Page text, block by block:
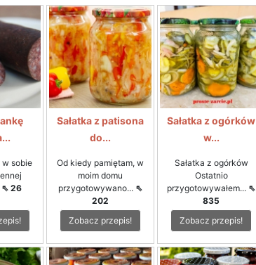
w sobie
⇖ 26
Sałatka z patisona
do...
Od kiedy pamiętam, w
moim domu
przygotowywano... ⇖
202
Zobacz przepis!
Sałatka z ogórków
w...
Sałatka z ogórków
Ostatnio
przygotowywałem... ⇖
835
Zobacz przepis!